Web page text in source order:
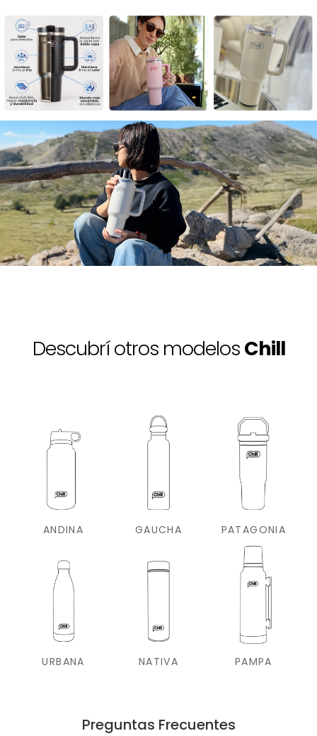
Descubrí otros modelosChill
ANDINA GAUCHA PATAGONIA
URBANA NATIVA PAMPA
Preguntas Frecuentes